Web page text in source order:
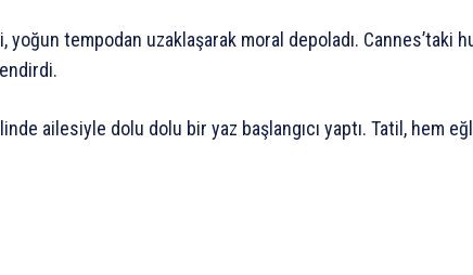
tempodan uzaklaşarak moral depoladı. Cannes’taki
ailesiyle dolu dolu bir yaz başlangıcı yaptı. Tatil, hem